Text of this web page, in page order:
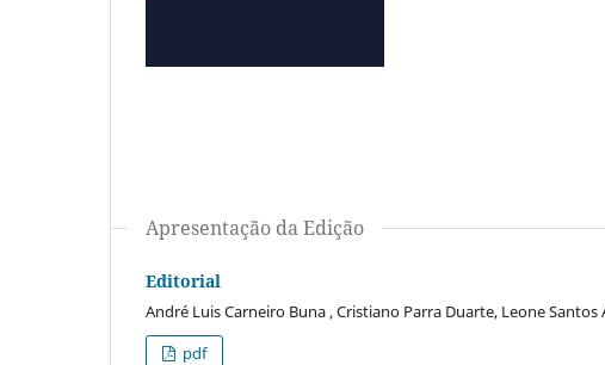
Apresentação da Edição
Editorial
André Luis Carneiro Buna , Cristiano Parra Duarte, Leone
pdf